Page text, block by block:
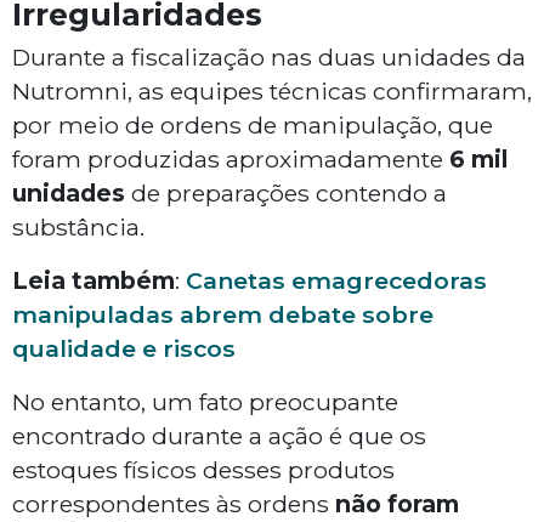
Irregularidades
Durante a fiscalização nas duas unidades da
Nutromni, as equipes técnicas confirmaram,
por meio de ordens de manipulação, que
foram produzidas aproximadamente 6 mil
unidades de preparações contendo a
substância.
Leia também: Canetas emagrecedoras
manipuladas abrem debate sobre
qualidade e riscos
No entanto, um fato preocupante
encontrado durante a ação é que os
estoques físicos desses produtos
correspondentes às ordens não foram